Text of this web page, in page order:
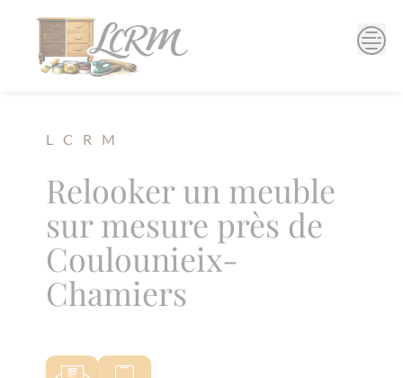
L C R M
Relooker un meuble
sur mesure près de
Coulounieix-
Chamiers